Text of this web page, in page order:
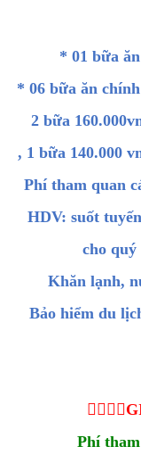
* 01 bữa
* 06 bữa ăn
2 bữa
, 1 bữa 140.000
Phí tham quan
HDV: suốt
cho
Khăn lạnh,
Bảo hiểm du

Phí